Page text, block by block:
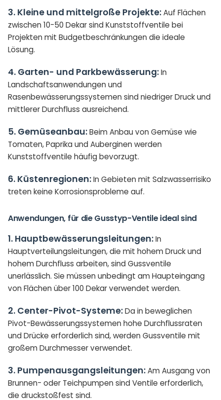
3. Kleine und mittelgroße Projekte:Auf Flächen
zwischen 10-50 Dekar sind Kunststoffventile bei
Projekten mit Budgetbeschränkungen die ideale
Lösung.
4. Garten- und Parkbewässerung:In
Landschaftsanwendungen und
Rasenbewässerungssystemen sind niedriger Druck und
mittlerer Durchfluss ausreichend.
5. Gemüseanbau:Beim Anbau von Gemüse wie
Tomaten, Paprika und Auberginen werden
Kunststoffventile häufig bevorzugt.
6. Küstenregionen:In Gebieten mit Salzwasserrisiko
treten keine Korrosionsprobleme auf.
Anwendungen, für die Gusstyp-Ventile ideal sind
1. Hauptbewässerungsleitungen:In
Hauptverteilungsleitungen, die mit hohem Druck und
hohem Durchfluss arbeiten, sind Gussventile
unerlässlich. Sie müssen unbedingt am Haupteingang
von Flächen über 100 Dekar verwendet werden.
2. Center-Pivot-Systeme:Da in beweglichen
Pivot-Bewässerungssystemen hohe Durchflussraten
und Drücke erforderlich sind, werden Gussventile mit
großem Durchmesser verwendet.
3. Pumpenausgangsleitungen:Am Ausgang von
Brunnen- oder Teichpumpen sind Ventile erforderlich,
die druckstoßfest sind.